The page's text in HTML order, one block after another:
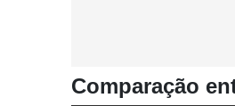
Comparação